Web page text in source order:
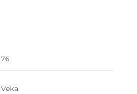
76
Veka